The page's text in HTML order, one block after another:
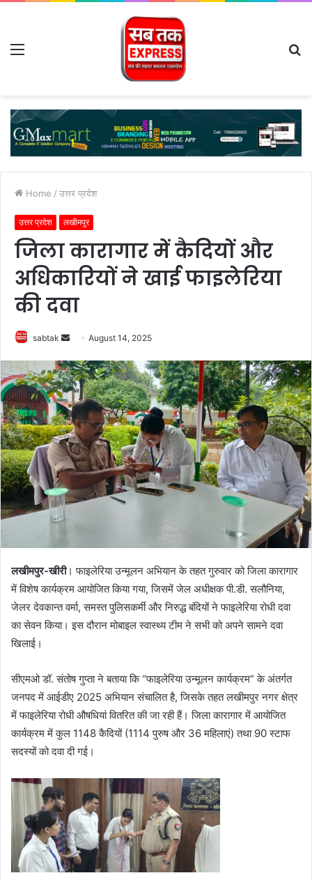
Menu
Home / उत्तर प्रदेश
उत्तर प्रदेश लखीमपुर
जिला कारागार में कैदियों और
अधिकारियों ने खाई फाइलेरिया
की दवा
sabtak
Send
email
August 14, 2025
लखीमपुर-खीरी। फाइलेरिया उन्मूलन अभियान के तहत गुरुवार को जिला कारागार
में विशेष कार्यक्रम आयोजित किया गया, जिसमें जेल अधीक्षक पी.डी. सलौनिया,
जेलर देवकान्त वर्मा, समस्त पुलिसकर्मी और निरुद्ध बंदियों ने फाइलेरिया रोधी दवा
का सेवन किया। इस दौरान मोबाइल स्वास्थ्य टीम ने सभी को अपने सामने दवा
खिलाई।
सीएमओ डॉ. संतोष गुप्ता ने बताया कि “फाइलेरिया उन्मूलन कार्यक्रम” के अंतर्गत
जनपद में आईडीए 2025 अभियान संचालित है, जिसके तहत लखीमपुर नगर क्षेत्र
में फाइलेरिया रोधी औषधियां वितरित की जा रही हैं। जिला कारागार में आयोजित
कार्यक्रम में कुल 1148 कैदियों (1114 पुरुष और 36 महिलाएं) तथा 90 स्टाफ
सदस्यों को दवा दी गई।